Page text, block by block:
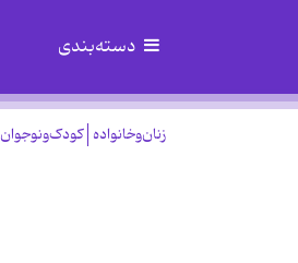
دسته‌بندی
زنان‌وخانواده کودک‌ونوجوان